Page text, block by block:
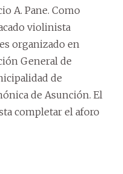
A. Pane. Como
violinista
organizado en
General de
de
de Asunción. El
completar el aforo